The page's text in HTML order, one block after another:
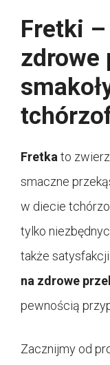
Fretki
zdrowe
Fretka to
smaczne
w diecie
tylko
także
na zdrowe
pewnością
Zacznijmy od